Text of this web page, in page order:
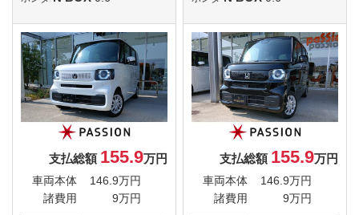
支払総額 155.9万円
車両本体
146.9万円
諸費用
9万円
支払総額 155.9万円
車両本体
146.9万円
諸費用
9万円